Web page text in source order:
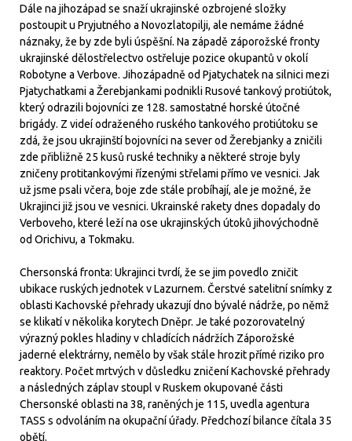
Dále na jihozápad se snaží ukrajinské ozbrojené složky
postoupit u Pryjutného a Novozlatopilji, ale nemáme žádné
náznaky, že by zde byli úspěšní. Na západě záporožské fronty
ukrajinské dělostřelectvo ostřeluje pozice okupantů v okolí
Robotyne a Verbove. Jihozápadně od Pjatychatek na silnici mezi
Pjatychatkami a Žerebjankami podnikli Rusové tankový protiútok,
který odrazili bojovníci ze 128. samostatné horské útočné
brigády. Z videí odraženého ruského tankového protiútoku se
zdá, že jsou ukrajinští bojovníci na sever od Žerebjanky a zničili
zde přibližně 25 kusů ruské techniky a některé stroje byly
zničeny protitankovými řízenými střelami přímo ve vesnici. Jak
už jsme psali včera, boje zde stále probíhají, ale je možné, že
Ukrajinci již jsou ve vesnici. Ukrainské rakety dnes dopadaly do
Verboveho, které leží na ose ukrajinských útoků jihovýchodně
od Orichivu, a Tokmaku.
Chersonská fronta: Ukrajinci tvrdí, že se jim povedlo zničit
ubikace ruských jednotek v Lazurnem. Čerstvé satelitní snímky z
oblasti Kachovské přehrady ukazují dno bývalé nádrže, po němž
se klikatí v několika korytech Dněpr. Je také pozorovatelný
výrazný pokles hladiny v chladících nádržích Záporožské
jaderné elektrárny, nemělo by však stále hrozit přímé riziko pro
reaktory. Počet mrtvých v důsledku zničení Kachovské přehrady
a následných záplav stoupl v Ruskem okupované části
Chersonské oblasti na 38, raněných je 115, uvedla agentura
TASS s odvoláním na okupační úřady. Předchozí bilance čítala 35
obětí.